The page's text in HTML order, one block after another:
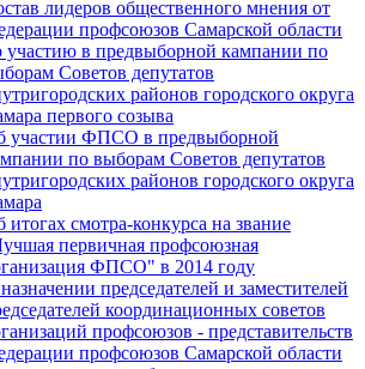
лидеров общественного мнения от
профсоюзов Самарской области
участию в предвыборной кампании по
Советов депутатов
районов городского округа
первого созыва
участии ФПСО в предвыборной
по выборам Советов депутатов
районов городского округа
итогах смотра-конкурса на звание
первичная профсоюзная
ФПСО" в 2014 году
председателей и заместителей
координационных советов
профсоюзов - представительств
профсоюзов Самарской области